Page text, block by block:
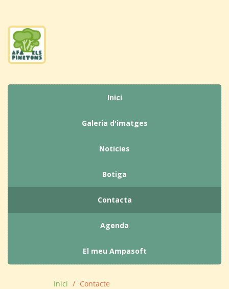
Inici
Galeria d'imatges
Noticies
Botiga
Contacta
Agenda
El meu Ampasoft
Inici Contacte